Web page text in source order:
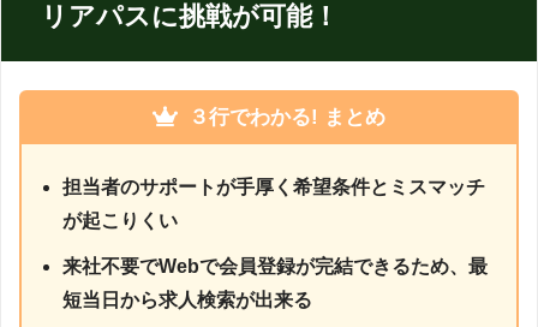
リアパスに挑戦が可能！
３行でわかる! まとめ
担当者のサポートが手厚く希望条件とミスマッチ
が起こりくい
来社不要でWebで会員登録が完結できるため、最
短当日から求人検索が出来る